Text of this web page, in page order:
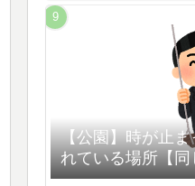
【公園】時が止
れている場所【同